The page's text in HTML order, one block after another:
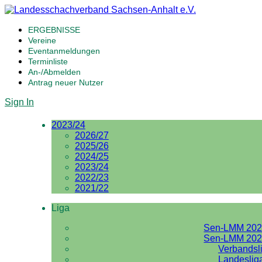
ERGEBNISSE
Vereine
Eventanmeldungen
Terminliste
An-/Abmelden
Antrag neuer Nutzer
Sign In
2023/24
2026/27
2025/26
2024/25
2023/24
2022/23
2021/22
Liga
Sen-LMM
Sen-LMM